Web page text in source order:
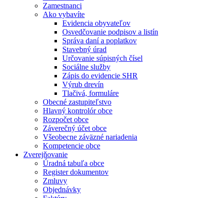
Zamestnanci
Ako vybavíte
Evidencia obyvateľov
Osvedčovanie podpisov a listín
Správa daní a poplatkov
Stavebný úrad
Určovanie súpisných čísel
Sociálne služby
Zápis do evidencie SHR
Výrub drevín
Tlačivá, formuláre
Obecné zastupiteľstvo
Hlavný kontrolór obce
Rozpočet obce
Záverečný účet obce
Všeobecne záväzné nariadenia
Kompetencie obce
Zverejňovanie
Úradná tabuľa obce
Register dokumentov
Zmluvy
Objednávky